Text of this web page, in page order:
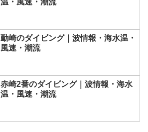
勤崎のダイビング｜波情報・海水温・
風速・潮流
赤崎2番のダイビング｜波情報・海水
温・風速・潮流